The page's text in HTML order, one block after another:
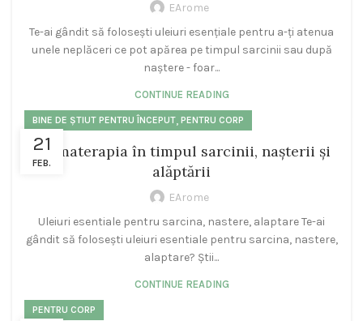
EArome
Te-ai gândit să folosești uleiuri esențiale pentru a-ți atenua
unele neplăceri ce pot apărea pe timpul sarcinii sau după
naștere - foar...
CONTINUE READING
21
FEB.
BINE DE ȘTIUT PENTRU ÎNCEPUT, PENTRU CORP
Aromaterapia în timpul sarcinii, nașterii și
alăptării
EArome
Uleiuri esentiale pentru sarcina, nastere, alaptare Te-ai
gândit să folosești uleiuri esentiale pentru sarcina, nastere,
alaptare? Știi...
CONTINUE READING
PENTRU CORP